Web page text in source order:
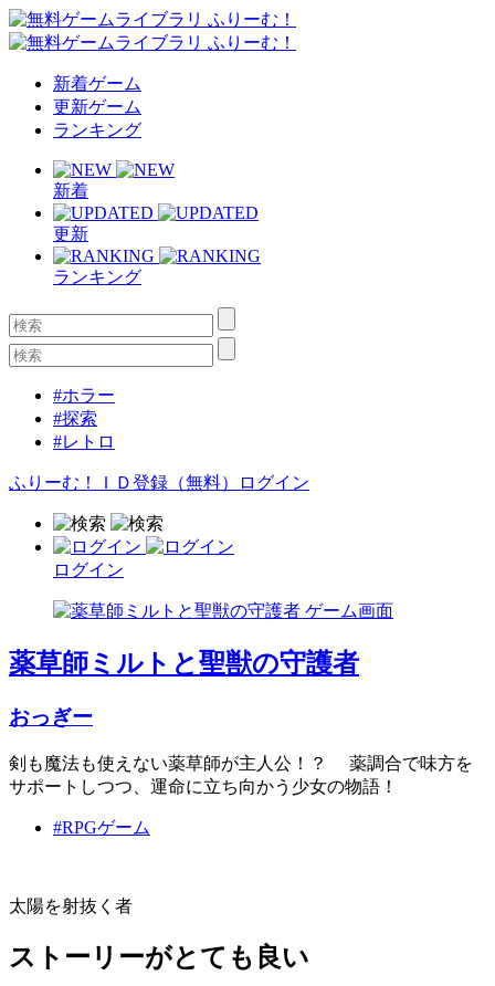
新着ゲーム
更新ゲーム
ランキング
新着
更新
ランキング
#ホラー
#探索
#レトロ
ふりーむ！ＩＤ登録（無料） ログイン
ログイン
薬草師ミルトと聖獣の守護者
おっぎー
剣も魔法も使えない薬草師が主人公！？ 薬調合で味方を
サポートしつつ、運命に立ち向かう少女の物語！
#RPGゲーム
太陽を射抜く者
ストーリーがとても良い